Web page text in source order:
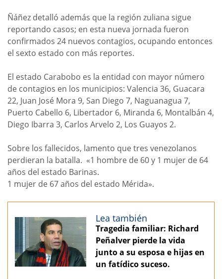
Ñáñez detalló además que la región zuliana sigue
reportando casos; en esta nueva jornada fueron
confirmados 24 nuevos contagios, ocupando entonces
el sexto estado con más reportes.
El estado Carabobo es la entidad con mayor número
de contagios en los municipios: Valencia 36, Guacara
22, Juan José Mora 9, San Diego 7, Naguanagua 7,
Puerto Cabello 6, Libertador 6, Miranda 6, Montalbán 4,
Diego Ibarra 3, Carlos Arvelo 2, Los Guayos 2.
Sobre los fallecidos, lamento que tres venezolanos
perdieran la batalla. «1 hombre de 60 y 1 mujer de 64
años del estado Barinas.
1 mujer de 67 años del estado Mérida».
Lea también
Tragedia familiar: Richard
Peñalver pierde la vida
junto a su esposa e hijas en
un fatídico suceso.